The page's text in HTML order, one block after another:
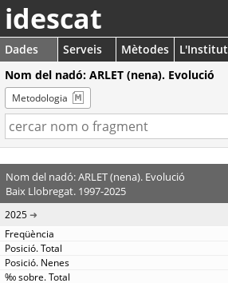
idescat
Dades Serveis Mètodes
L'Institut
Nom del nadó: ARLET (nena). Evolució
Metodologia
Nom del nadó: ARLET (nena). Evolució
Baix Llobregat. 1997-2025
2025